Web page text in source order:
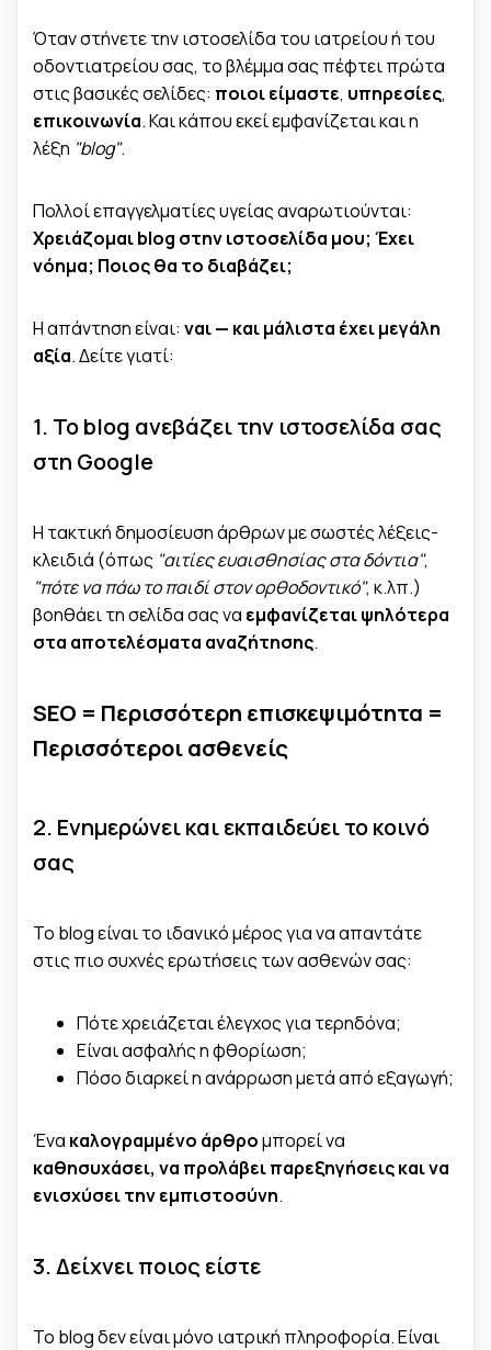
Όταν στήνετε την ιστοσελίδα του ιατρείου ή του
οδοντιατρείου σας, το βλέμμα σας πέφτει πρώτα
στις βασικές σελίδες: ποιοι είμαστε, υπηρεσίες,
επικοινωνία. Και κάπου εκεί εμφανίζεται και η
λέξη "blog".
Πολλοί επαγγελματίες υγείας αναρωτιούνται:
Χρειάζομαι blog στην ιστοσελίδα μου; Έχει
νόημα; Ποιος θα το διαβάζει;
Η απάντηση είναι: ναι — και μάλιστα έχει μεγάλη
αξία. Δείτε γιατί:
1. Το blog ανεβάζει την ιστοσελίδα σας
στη Google
Η τακτική δημοσίευση άρθρων με σωστές λέξεις-
κλειδιά (όπως "αιτίες ευαισθησίας στα δόντια",
"πότε να πάω το παιδί στον ορθοδοντικό", κ.λπ.)
βοηθάει τη σελίδα σας να εμφανίζεται ψηλότερα
στα αποτελέσματα αναζήτησης.
SEO = Περισσότερη επισκεψιμότητα =
Περισσότεροι ασθενείς
2. Ενημερώνει και εκπαιδεύει το κοινό
σας
Το blog είναι το ιδανικό μέρος για να απαντάτε
στις πιο συχνές ερωτήσεις των ασθενών σας:
Πότε χρειάζεται έλεγχος για τερηδόνα;
Είναι ασφαλής η φθορίωση;
Πόσο διαρκεί η ανάρρωση μετά από εξαγωγή;
Ένα καλογραμμένο άρθρομπορεί να
καθησυχάσει, να προλάβει παρεξηγήσεις και να
ενισχύσει την εμπιστοσύνη.
3. Δείχνει ποιος είστε
Το blog δεν είναι μόνο ιατρική πληροφορία. Είναι